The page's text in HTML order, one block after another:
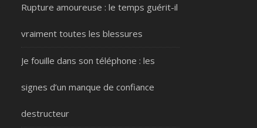
Rupture amoureuse : le temps guérit-il
vraiment toutes les blessures
Je fouille dans son téléphone : les
signes d’un manque de confiance
destructeur